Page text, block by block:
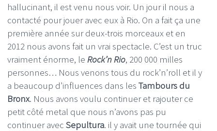
hallucinant, il est venu nous voir. Un jour il nous a
contacté pour jouer avec eux à Rio. On a fait ça une
première année sur deux-trois morceaux et en
2012 nous avons fait un vrai spectacle. C’est un truc
vraiment énorme, le Rock’n Rio, 200 000 milles
personnes… Nous venons tous du rock’n’roll et il y
a beaucoup d’influences dans les Tambours du
Bronx. Nous avons voulu continuer et rajouter ce
petit côté metal que nous n’avons pas pu
continuer avec Sepultura. il y avait une tournée qui